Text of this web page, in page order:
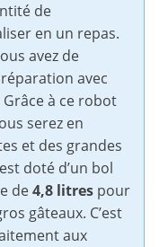
de
en un repas.
avez de
avec
à ce robot
serez en
et des grandes
doté d’un bol
de4,8 litres pour
gâteaux. C’est
aux